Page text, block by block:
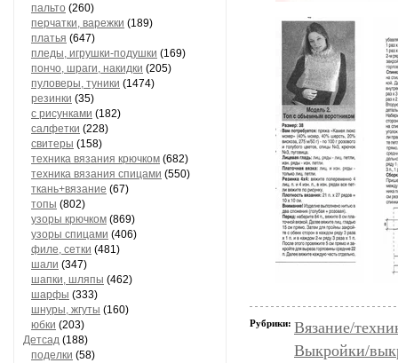
пальто (260)
перчатки, варежки (189)
платья (647)
пледы, игрушки-подушки (169)
пончо, шраги, накидки (205)
пуловеры, туники (1474)
резинки (35)
с рисунками (182)
салфетки (228)
свитеры (158)
техника вязания крючком (682)
техника вязания спицами (550)
ткань+вязание (67)
топы (802)
узоры крючком (869)
узоры спицами (406)
филе, сетки (481)
шали (347)
шапки, шляпы (462)
шарфы (333)
шнуры, жгуты (160)
юбки (203)
Детсад (188)
поделки (58)
Рубрики: Вязание/
Выкройки/